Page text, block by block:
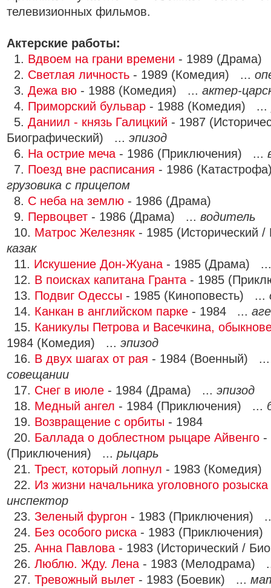
телевизионных фильмов.
Актерские работы:
1. Вдвоем на грани времени - 1989
2. Светлая личность - 1989 (Комедия) ...
3. Дежа вю - 1988 (Комедия) ... актер-
4. Приморский бульвар - 1988 (Комедия) ...
5. Даниил - князь Галицкий - 1987
Биографический) ... эпизод
6. На острие меча - 1986 (Приключения) ...
7. Поезд вне расписания - 1986
грузовика с прицепом
8. С неба на землю - 1986 (Драма)
9. Первоцвет - 1986 (Драма) ... водитель
10. Матрос Железняк - 1985 (Исторический
казак
11. Искушение Дон-Жуана - 1985 (Драма)
12. В поисках капитана Гранта - 1985
13. Подвиг Одессы - 1985 (Киноповесть) ...
14. Канкан в английском парке - 1984 ...
15. Каникулы Петрова и Васечкина,
1984 (Комедия) ... эпизод
16. В двух шагах от рая - 1984 (Военный)
совещании
17. Снег в июле - 1984 (Драма) ... эпизод
18. Медный ангел - 1984 (Приключения) ...
19. Возвращение с орбиты - 1984
20. Баллада о доблестном рыцаре Айвенго -
(Приключения) ... рыцарь
21. Трест, который лопнул - 1983
22. Из жизни начальника уголовного розыска
инспектор
23. Зеленый фургон - 1983 (Приключения)
24. Без особого риска - 1983
25. Анна Павлова - 1983 (Исторический /
26. Люблю. Жду. Лена - 1983 (Мелодрама)
27. Тревожный вылет - 1983 (Боевик) ...